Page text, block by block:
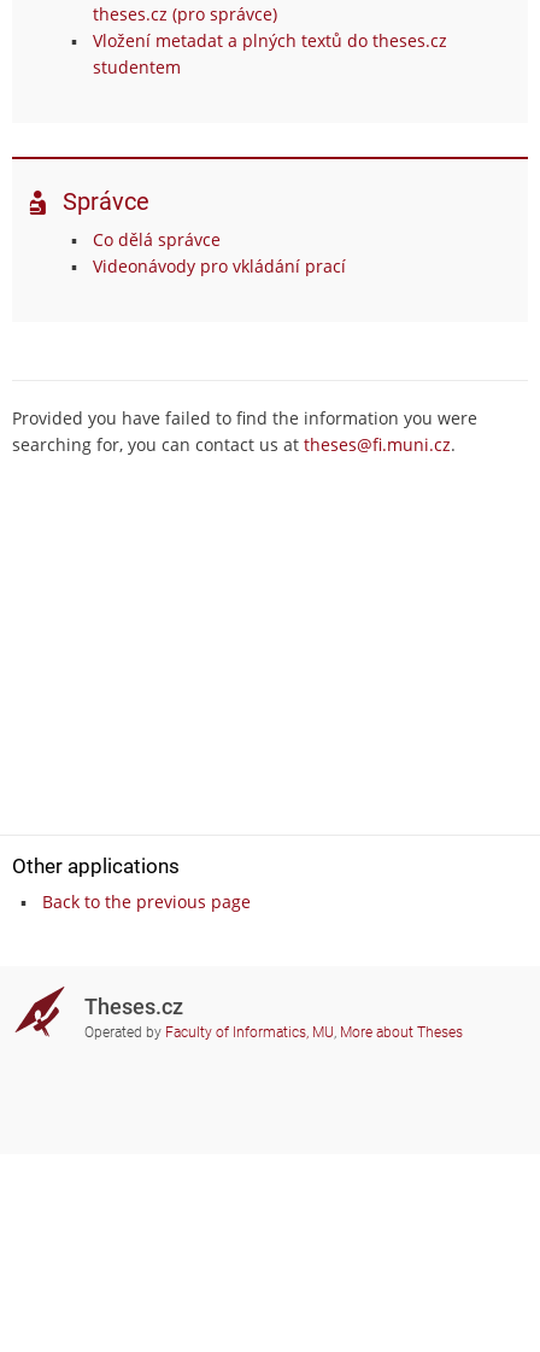
theses.cz (pro správce)
Vložení metadat a plných textů do theses.cz
studentem
Správce
Co dělá správce
Videonávody pro vkládání prací
Provided you have failed to find the information you were
searching for, you can contact us at theses@fi.muni.cz.
Other applications
Back to the previous page
Theses.cz
Operated by Faculty of Informatics, MU, More about Theses